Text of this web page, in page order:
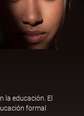
la educación. El
formal